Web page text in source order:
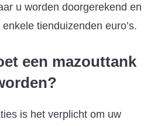
u worden doorgerekend en
tienduizenden euro’s.
een mazouttank
is het verplicht om uw